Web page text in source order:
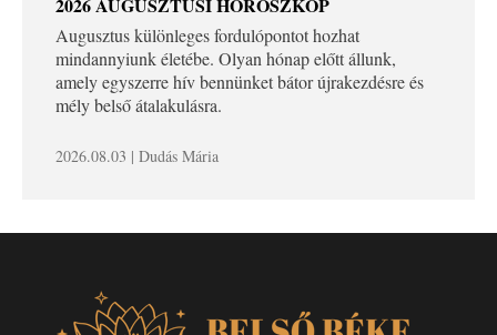
Augusztus különleges fordulópontot hozhat
mindannyiunk életébe. Olyan hónap előtt állunk,
amely egyszerre hív bennünket bátor újrakezdésre és
mély belső átalakulásra.
2026.08.03 | Dudás Mária